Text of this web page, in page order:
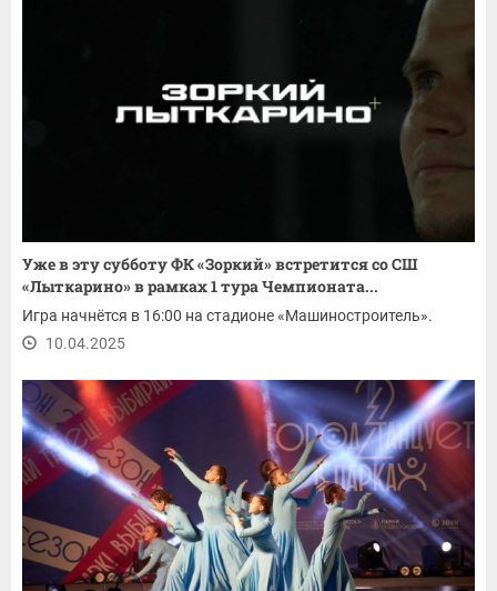
Уже в эту субботу ФК «Зоркий» встретится со СШ
«Лыткарино» в рамках 1 тура Чемпионата...
Игра начнётся в 16:00 на стадионе «Машиностроитель».
10.04.2025